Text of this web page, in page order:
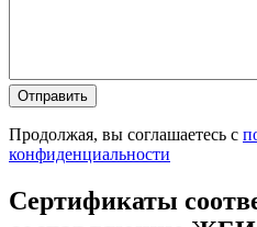
Продолжая, вы соглашаетесь с
конфиденциальности
Сертификаты